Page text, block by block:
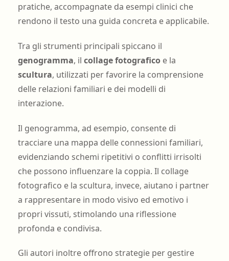
pratiche, accompagnate da esempi clinici che
rendono il testo una guida concreta e applicabile.
Tra gli strumenti principali spiccano il
genogramma, il collage fotograficoe la
scultura, utilizzati per favorire la comprensione
delle relazioni familiari e dei modelli di
interazione.
Il genogramma, ad esempio, consente di
tracciare una mappa delle connessioni familiari,
evidenziando schemi ripetitivi o conflitti irrisolti
che possono influenzare la coppia. Il collage
fotografico e la scultura, invece, aiutano i partner
a rappresentare in modo visivo ed emotivo i
propri vissuti, stimolando una riflessione
profonda e condivisa.
Gli autori inoltre offrono strategie per gestire